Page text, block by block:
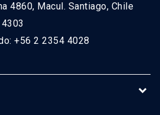
4860, Macul. Santiago, Chile
+56 2 2354 4028